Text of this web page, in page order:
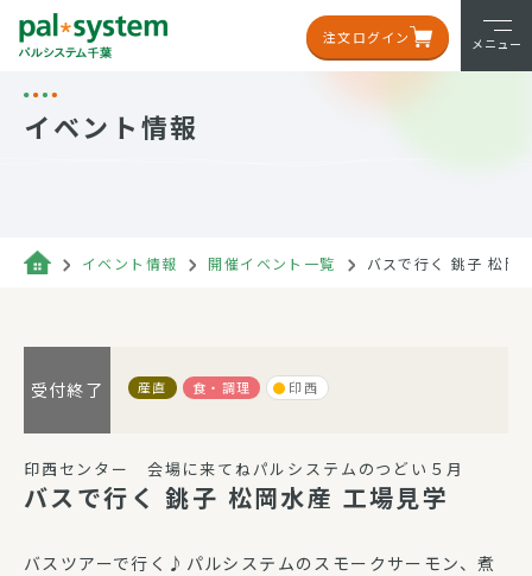
注文ログイン メニュー
イベント情報
イベント情報 開催イベント一覧 バスで行く 銚子 松岡
受付終了 産直 食・調理 印西
印西センター 会場に来てねパルシステムのつどい５月
バスで行く 銚子 松岡水産 工場見学
バスツアーで行く♪パルシステムのスモークサーモン、煮